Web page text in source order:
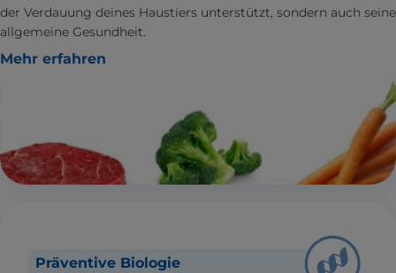
der Verdauung deines Haustiers unterstützt, sondern auch seine
allgemeine Gesundheit.
Mehr erfahren
Präventive Biologie